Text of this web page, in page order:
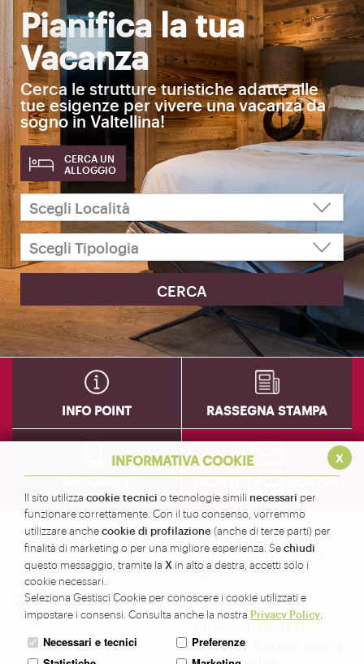
x
INFORMATIVA COOKIE
Il sito utilizza cookie tecnici o tecnologie simili necessari per
funzionare correttamente. Con il tuo consenso, vorremmo
utilizzare anchecookie di profilazione (anche di terze parti) per
finalità di marketing o per una migliore esperienza. Sechiudi
questo messaggio, tramite la X in alto a destra, accetti solo i
cookie necessari.
Seleziona Gestisci Cookie per conoscere i cookie utilizzati e
impostare i consensi. Consulta anche la nostra Privacy Policy
Necessari e tecnici
Preferenze
Pianifica la tua
Vacanza
Cerca le strutture turistiche adatte alle
tue esigenze per vivere una vacanza da
sogno in Valtellina!
CERCA UN
ALLOGGIO
INFO POINT RASSEGNA STAMPA
BROCHURE ISCRIVITI ALLA NOSTRA
NEWSLETTER
Amministrazione
Provinciale di Sondrio -
Servizio Turismo
Corso XXV Aprile, 22 -
23100 Sondrio -
info@valtellina.it-
Privacy-